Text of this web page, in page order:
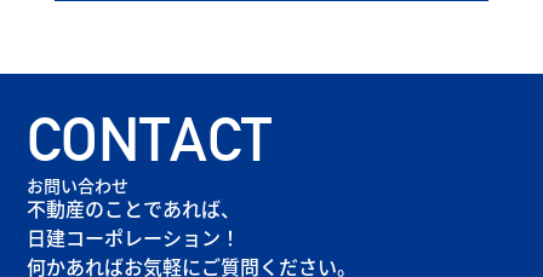
CONTACT
お問い合わせ
不動産のことであれば、
日建コーポレーション！
何かあればお気軽にご質問ください。